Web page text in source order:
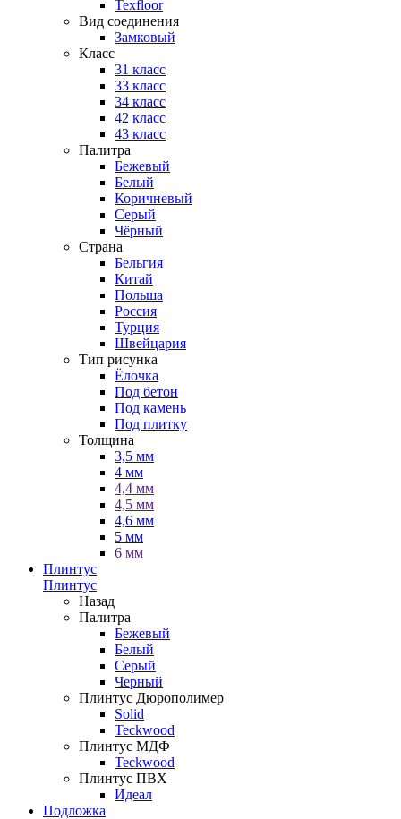
Texfloor
Вид соединения
Замковый
Класс
31 класс
33 класс
34 класс
42 класс
43 класс
Палитра
Бежевый
Белый
Коричневый
Серый
Чёрный
Страна
Бельгия
Китай
Польша
Россия
Турция
Швейцария
Тип рисунка
Ёлочка
Под бетон
Под камень
Под плитку
Толщина
3,5 мм
4 мм
4,4 мм
4,5 мм
4,6 мм
5 мм
6 мм
Плинтус
Плинтус
Назад
Палитра
Бежевый
Белый
Серый
Черный
Плинтус Дюрополимер
Solid
Teckwood
Плинтус МДФ
Teckwood
Плинтус ПВХ
Идеал
Подложка